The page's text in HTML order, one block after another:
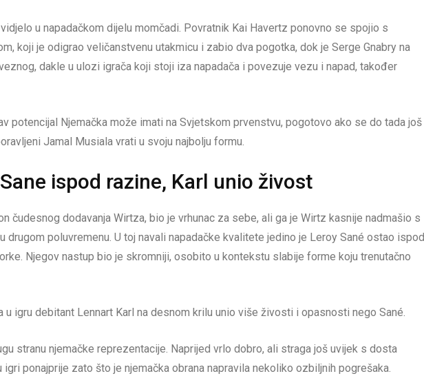
u napadačkom dijelu momčadi. Povratnik Kai Havertz ponovno se spojio s
koji je odigrao veličanstvenu utakmicu i zabio dva pogotka, dok je Serge Gnabry na
dakle u ulozi igrača koji stoji iza napadača i povezuje vezu i napad, također
potencijal Njemačka može imati na Svjetskom prvenstvu, pogotovo ako se do tada još
Jamal Musiala vrati u svoju najbolju formu.
ispod razine, Karl unio živost
čudesnog dodavanja Wirtza, bio je vrhunac za sebe, ali ga je Wirtz kasnije nadmašio s
drugom poluvremenu. U toj navali napadačke kvalitete jedino je Leroy Sané ostao ispod
Njegov nastup bio je skromniji, osobito u kontekstu slabije forme koju trenutačno
u igru debitant Lennart Karl na desnom krilu unio više živosti i opasnosti nego Sané.
stranu njemačke reprezentacije. Naprijed vrlo dobro, ali straga još uvijek s dosta
ponajprije zato što je njemačka obrana napravila nekoliko ozbiljnih pogrešaka.